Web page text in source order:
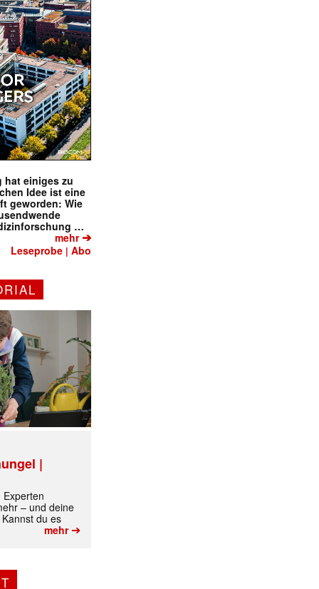
hat einiges zu
Idee ist eine
geworden: Wie
…
mehr➔
Leseprobe |Abo
|
Experten
– und deine
du es
mehr➔